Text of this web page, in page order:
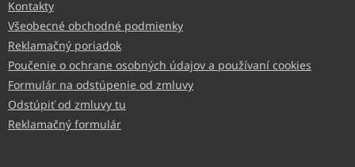
Kontakty
Všeobecné obchodné podmienky
Reklamačný poriadok
Poučenie o ochrane osobných údajov a používaní cookies
Formulár na odstúpenie od zmluvy
Odstúpiť od zmluvy tu
Reklamačný formulár